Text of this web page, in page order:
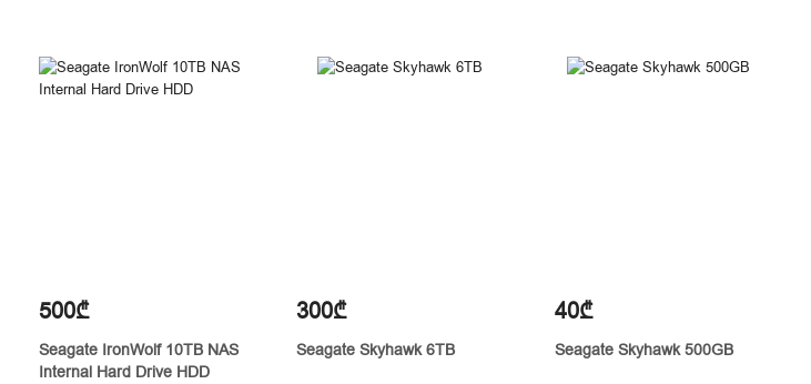
500₾
Seagate IronWolf 10TB NAS
Internal Hard Drive HDD
300₾
Seagate Skyhawk 6TB
40₾
Seagate Skyhawk 500GB